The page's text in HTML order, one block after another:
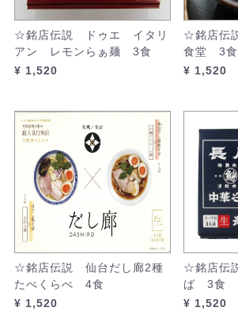
☆銘店伝説 ドゥエ イタリ
アン レモンらぁ麺 3食
¥ 1,520
☆銘店伝
食堂 3食
¥ 1,520
☆銘店伝説 仙台だし廊2種
たべくらべ 4食
¥ 1,520
☆銘店伝
ば 3食
¥ 1,520